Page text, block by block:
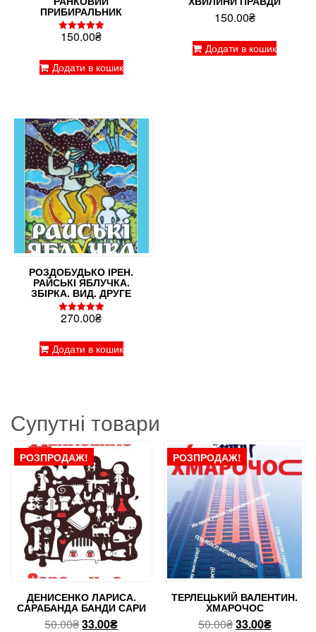
ПРИБИРАЛЬНИК
Оцінено в
150.00₴
Додати в кошик
150.00₴
Додати в кошик
РОЗДОБУДЬКО ІРЕН.
РАЙСЬКІ ЯБЛУЧКА.
ЗБІРКА. ВИД. ДРУГЕ
Оцінено в
270.00₴
Додати в кошик
Супутні товари
РОЗПРОДАЖ!
ДЕНИСЕНКО ЛАРИСА.
САРАБАНДА БАНДИ САРИ
50.00₴Оригінальна
33.00₴Поточна
РОЗПРОДАЖ!
ТЕРЛЕЦЬКИЙ ВАЛЕНТИН.
ХМАРОЧОС
50.00₴Оригінальна
33.00₴Поточна